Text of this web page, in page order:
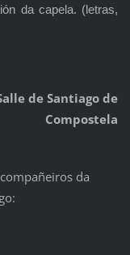
da capela. (letras,
de Santiago de
Compostela
da